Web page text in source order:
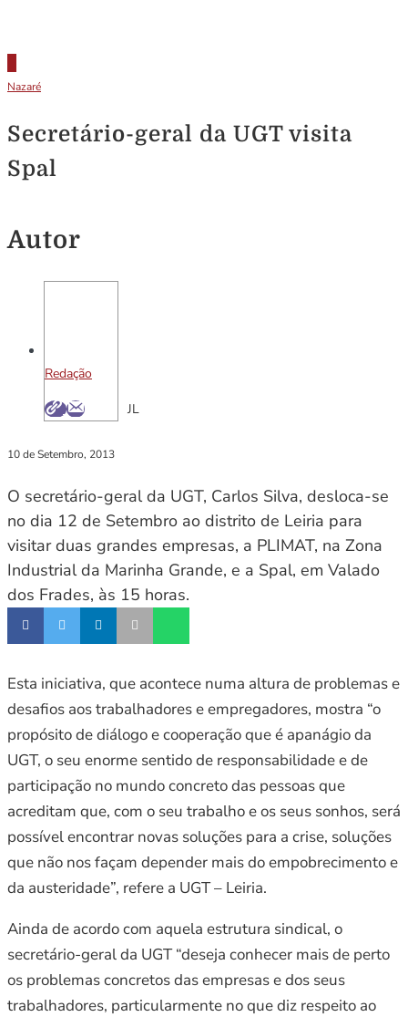
Nazaré
Secretário-geral da UGT visita
Spal
Autor
Redação
JL
10 de Setembro, 2013
O secretário-geral da UGT, Carlos Silva, desloca-se
no dia 12 de Setembro ao distrito de Leiria para
visitar duas grandes empresas, a PLIMAT, na Zona
Industrial da Marinha Grande, e a Spal, em Valado
dos Frades, às 15 horas.
Esta iniciativa, que acontece numa altura de problemas e
desafios aos trabalhadores e empregadores, mostra “o
propósito de diálogo e cooperação que é apanágio da
UGT, o seu enorme sentido de responsabilidade e de
participação no mundo concreto das pessoas que
acreditam que, com o seu trabalho e os seus sonhos, será
possível encontrar novas soluções para a crise, soluções
que não nos façam depender mais do empobrecimento e
da austeridade”, refere a UGT – Leiria.
Ainda de acordo com aquela estrutura sindical, o
secretário-geral da UGT “deseja conhecer mais de perto
os problemas concretos das empresas e dos seus
trabalhadores, particularmente no que diz respeito ao